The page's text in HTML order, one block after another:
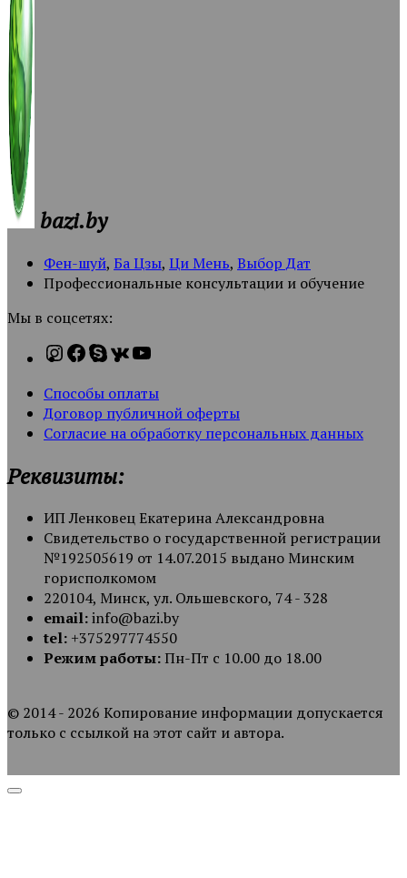
bazi.by
Фен-шуй, Ба Цзы, Ци Мень, Выбор Дат
Профессиональные консультации и обучение
Мы в соцсетях:
Способы оплаты
Договор публичной оферты
Согласие на обработку персональных данных
Реквизиты:
ИП Ленковец Екатерина Александровна
Свидетельство о государственной регистрации
№192505619 от 14.07.2015 выдано Минским
горисполкомом
220104, Минск, ул. Ольшевского, 74 - 328
email:info@bazi.by
tel: +375297774550
Режим работы:Пн-Пт с 10.00 до 18.00
© 2014 - 2026 Копирование информации допускается
только с ссылкой на этот сайт и автора.